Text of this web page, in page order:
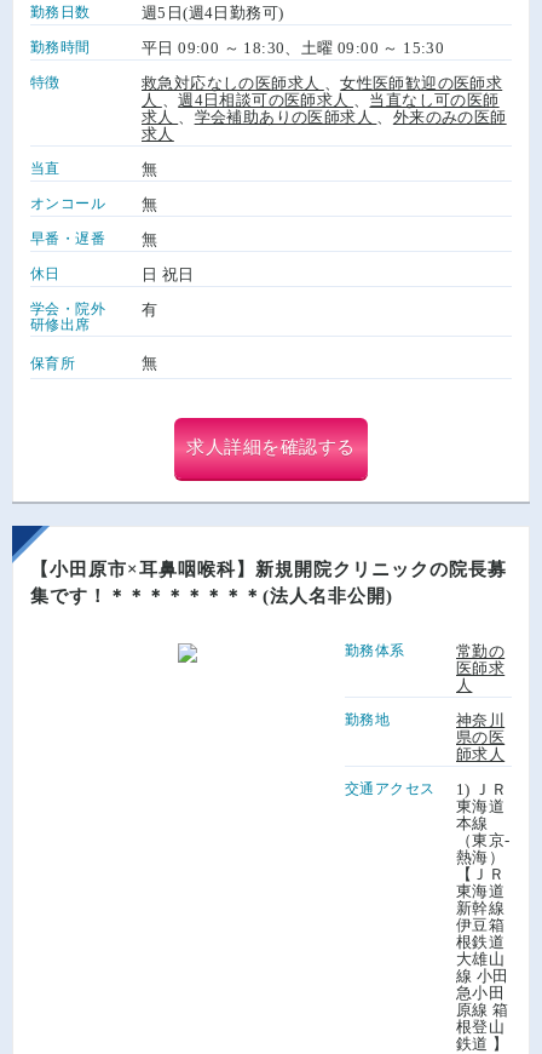
勤務日数 週5日(週4日勤務可)
勤務時間 平日 09:00 ～ 18:30、土曜 09:00 ～ 15:30
特徴 救急対応なしの医師求人 、女性医師歓迎の医師求
人
、週4日相談可の医師求人
当直なし可の医師
求人
学会補助ありの医師求人
外来のみの医師
求人
当直 無
オンコール 無
早番・遅番 無
休日 日 祝日
学会・院外
研修出席
有
保育所 無
求人詳細を確認する
【小田原市×耳鼻咽喉科】新規開院クリニックの院長募
集です！＊＊＊＊＊＊＊＊(法人名非公開)
勤務体系
常勤の
医師求
人
勤務地
神奈川
県の医
師求人
交通アクセス
1) ＪＲ
東海道
本線
（東京-
熱海）
【ＪＲ
東海道
新幹線
伊豆箱
根鉄道
大雄山
線 小田
急小田
原線 箱
根登山
鉄道 】